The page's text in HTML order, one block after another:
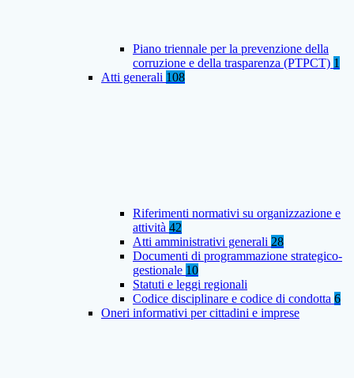
Piano triennale per la prevenzione della
corruzione e della trasparenza (PTPCT) 1
Atti generali 108
Riferimenti normativi su organizzazione e
attività 42
Atti amministrativi generali 28
Documenti di programmazione strategico-
gestionale 10
Statuti e leggi regionali
Codice disciplinare e codice di condotta 6
Oneri informativi per cittadini e imprese